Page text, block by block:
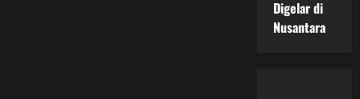
Digelar di
Nusantara